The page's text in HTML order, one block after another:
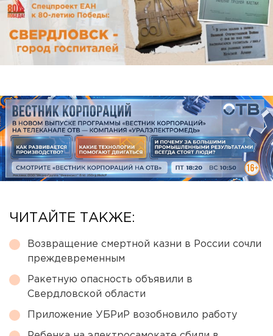
ЧИТАЙТЕ ТАКЖЕ:
Возвращение смертной казни в России сочли
преждевременным
Ракетную опасность объявили в
Свердловской области
Приложение УБРиР возобновило работу